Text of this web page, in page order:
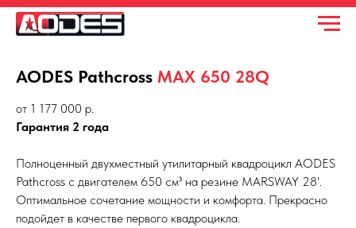
AODES Pathcross MAX 650 28Q
от 1 177 000 р.
Гарантия 2 года
Полноценный двухместный утилитарный квадроцикл AODES
Pathcross с двигателем 650 см³ на резине MARSWAY 28'.
Оптимальное сочетание мощности и комфорта. Прекрасно
подойдет в качестве первого квадроцикла.